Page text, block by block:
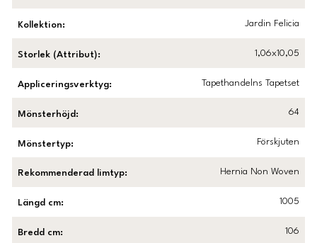
Kollektion: Jardin Felicia
Storlek (Attribut): 1,06x10,05
Appliceringsverktyg: Tapethandelns Tapetset
Mönsterhöjd : 64
Mönstertyp: Förskjuten
Rekommenderad limtyp: Hernia Non Woven
Längd cm: 1005
Bredd cm: 106